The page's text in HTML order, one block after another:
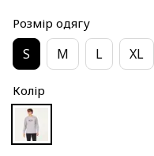
Розмір одягу
S M L XL
Колір